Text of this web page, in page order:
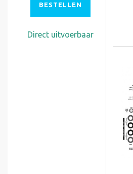
BESTELLEN
Direct uitvoerbaar